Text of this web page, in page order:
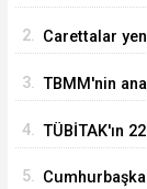
2. Carettalar
3. TBMM'nin
4. TÜBİTAK'ın
5.